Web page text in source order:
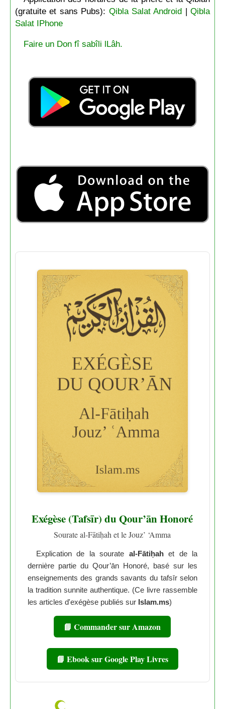
(gratuite et sans Pubs): Qibla Salat Android |Qibla
Salat IPhone
Faire un Don fî sabîli lLâh.
Exégèse (Tafsīr) du Qour’ān Honoré
Sourate al-Fātiḥah et le Jouz’ ‘Amma
Explication de la sourate al-Fātiḥahet de la
dernière partie du Qour’ān Honoré, basé sur les
enseignements des grands savants du tafsīr selon
la tradition sunnite authentique. (Ce livre rassemble
les articles d'exégèse publiés sur Islam.ms)
📘 Commander sur Amazon
📘 Ebook sur Google Play Livres